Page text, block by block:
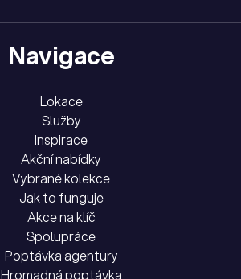
Navigace
Lokace
Služby
Inspirace
Akční nabídky
Vybrané kolekce
Jak to funguje
Akce na klíč
Spolupráce
Poptávka agentury
Hromadná poptávka